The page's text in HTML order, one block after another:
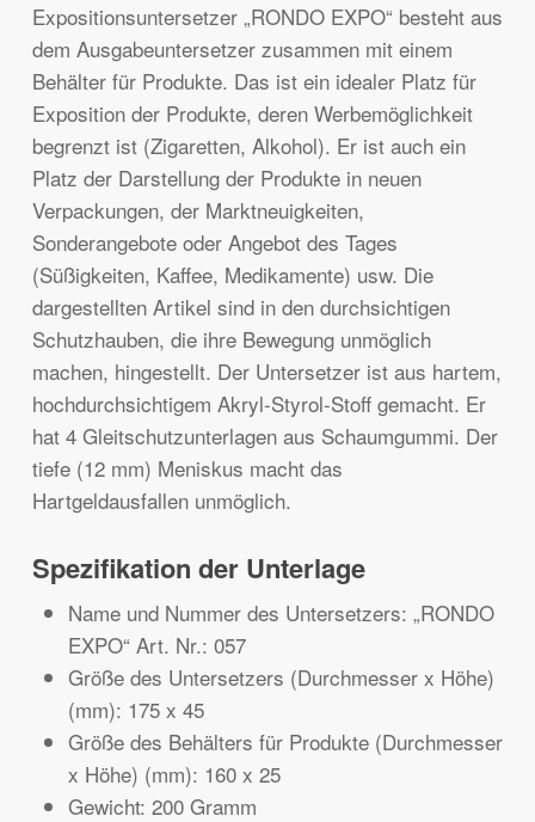
Expositionsuntersetzer „RONDO EXPO“ besteht aus
dem Ausgabeuntersetzer zusammen mit einem
Behälter für Produkte. Das ist ein idealer Platz für
Exposition der Produkte, deren Werbemöglichkeit
begrenzt ist (Zigaretten, Alkohol). Er ist auch ein
Platz der Darstellung der Produkte in neuen
Verpackungen, der Marktneuigkeiten,
Sonderangebote oder Angebot des Tages
(Süßigkeiten, Kaffee, Medikamente) usw. Die
dargestellten Artikel sind in den durchsichtigen
Schutzhauben, die ihre Bewegung unmöglich
machen, hingestellt. Der Untersetzer ist aus hartem,
hochdurchsichtigem Akryl-Styrol-Stoff gemacht. Er
hat 4 Gleitschutzunterlagen aus Schaumgummi. Der
tiefe (12 mm) Meniskus macht das
Hartgeldausfallen unmöglich.
Spezifikation der Unterlage
Name und Nummer des Untersetzers: „RONDO
EXPO“ Art. Nr.: 057
Größe des Untersetzers (Durchmesser x Höhe)
(mm): 175 x 45
Größe des Behälters für Produkte (Durchmesser
x Höhe) (mm): 160 x 25
Gewicht: 200 Gramm